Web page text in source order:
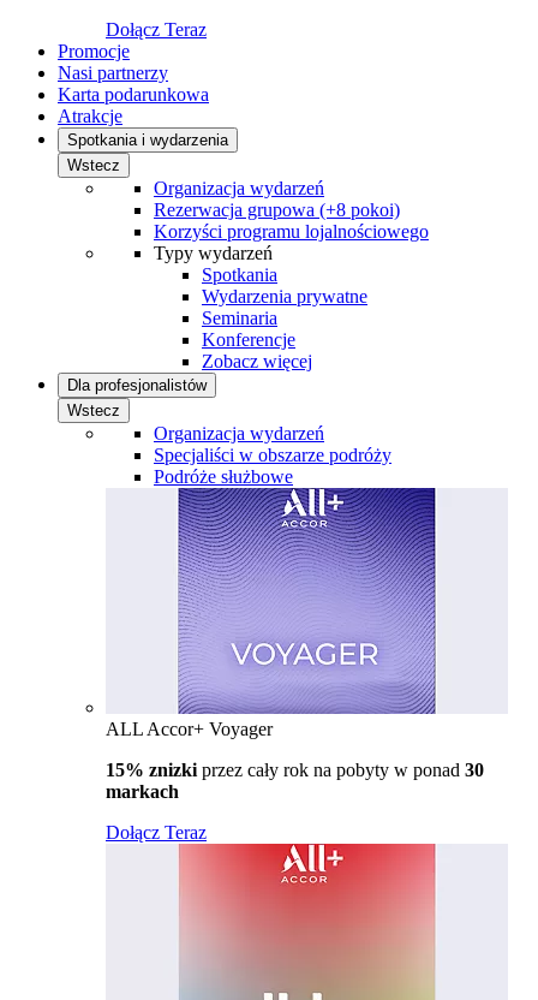
Dołącz Teraz
Promocje
Nasi partnerzy
Karta podarunkowa
Atrakcje
Spotkania i wydarzenia
Wstecz
Organizacja wydarzeń
Rezerwacja grupowa (+8 pokoi)
Korzyści programu lojalnościowego
Typy wydarzeń
Spotkania
Wydarzenia prywatne
Seminaria
Konferencje
Zobacz więcej
Dla profesjonalistów
Wstecz
Organizacja wydarzeń
Specjaliści w obszarze podróży
Podróże służbowe
ALL Accor+ Voyager
15% znizki przez cały rok na pobyty w ponad 30
markach
Dołącz Teraz